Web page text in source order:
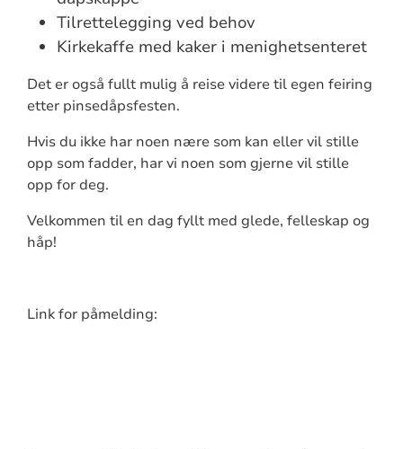
Tilrettelegging ved behov
Kirkekaffe med kaker i menighetsenteret
Det er også fullt mulig å reise videre til egen feiring
etter pinsedåpsfesten.
Hvis du ikke har noen nære som kan eller vil stille
opp som fadder, har vi noen som gjerne vil stille
opp for deg.
Velkommen til en dag fyllt med glede, felleskap og
håp!
Link for påmelding: